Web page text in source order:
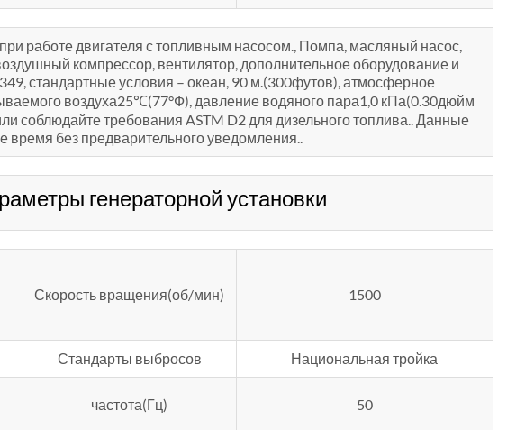
работе двигателя с топливным насосом., Помпа, масляный насос,
компрессор, вентилятор, дополнительное оборудование и
стандартные условия – океан, 90 м.(300футов), атмосферное
воздуха25℃(77°Ф), давление водяного пара1,0 кПа(0.30дюйм
соблюдайте требования ASTM D2 для дизельного топлива.. Данные
время без предварительного уведомления..
генераторной установки
Скорость вращения(об/мин) 1500
Стандарты выбросов Национальная тройка
частота(Гц) 50